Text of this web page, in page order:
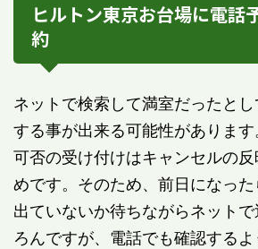
ヒルトン東京お台場に電話
約
ネットで検索して満室だったと
する事が出来る可能性がありま
可否の受け付けはキャンセルの
めです。そのため、前日になっ
出ていないか待ちながらネット
ろんですが、電話でも確認するよ